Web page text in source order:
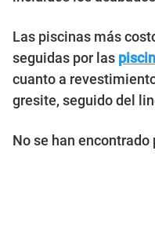
Las piscinas más
seguidas por las
cuanto a
gresite, seguido del
No se han encontrado